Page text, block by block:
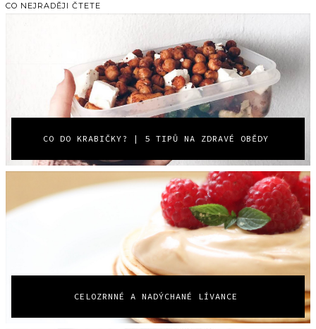
CO NEJRADĚJI ČTETE
CO DO KRABIČKY? | 5 TIPŮ NA ZDRAVÉ OBĚDY
CELOZRNNÉ A NADÝCHANÉ LÍVANCE